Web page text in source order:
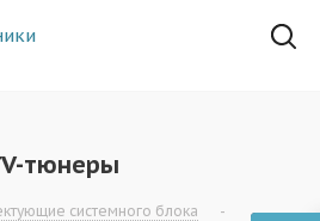
тюнеры
системного блока
-